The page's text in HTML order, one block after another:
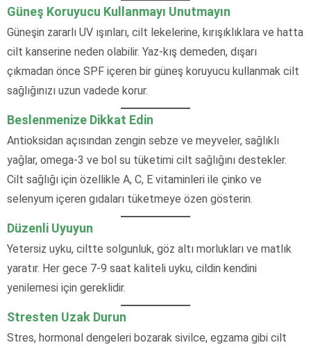
Güneş Koruyucu Kullanmayı Unutmayın
Güneşin zararlı UV ışınları, cilt lekelerine, kırışıklıklara ve hatta
cilt kanserine neden olabilir. Yaz-kış demeden, dışarı
çıkmadan önce SPF içeren bir güneş koruyucu kullanmak cilt
sağlığınızı uzun vadede korur.
Beslenmenize Dikkat Edin
Antioksidan açısından zengin sebze ve meyveler, sağlıklı
yağlar, omega-3 ve bol su tüketimi cilt sağlığını destekler.
Cilt sağlığı için özellikle A, C, E vitaminleri ile çinko ve
selenyum içeren gıdaları tüketmeye özen gösterin.
Düzenli Uyuyun
Yetersiz uyku, ciltte solgunluk, göz altı morlukları ve matlık
yaratır. Her gece 7-9 saat kaliteli uyku, cildin kendini
yenilemesi için gereklidir.
Stresten Uzak Durun
Stres, hormonal dengeleri bozarak sivilce, egzama gibi cilt